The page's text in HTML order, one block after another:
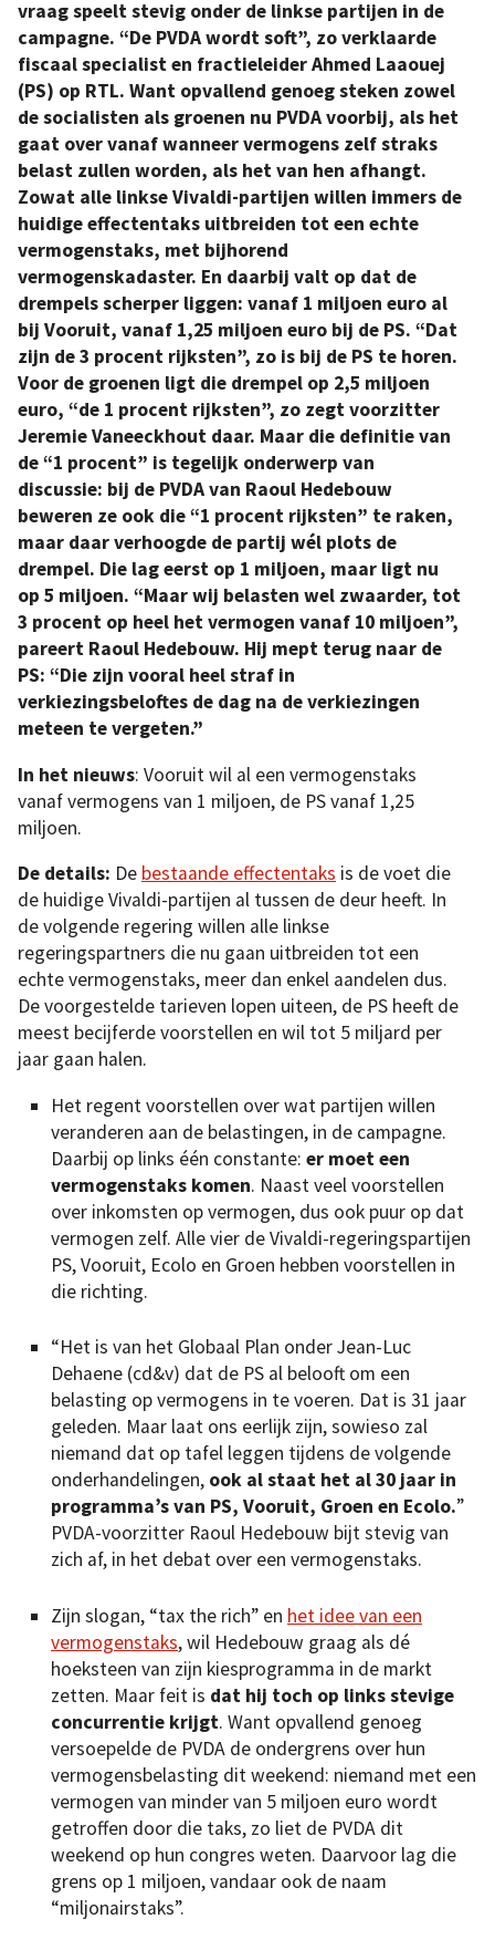
vraag speelt stevig onder de linkse partijen in de
campagne. “De PVDA wordt soft”, zo verklaarde
fiscaal specialist en fractieleider Ahmed Laaouej
(PS) op RTL. Want opvallend genoeg steken zowel
de socialisten als groenen nu PVDA voorbij, als het
gaat over vanaf wanneer vermogens zelf straks
belast zullen worden, als het van hen afhangt.
Zowat alle linkse Vivaldi-partijen willen immers de
huidige effectentaks uitbreiden tot een echte
vermogenstaks, met bijhorend
vermogenskadaster. En daarbij valt op dat de
drempels scherper liggen: vanaf 1 miljoen euro al
bij Vooruit, vanaf 1,25 miljoen euro bij de PS. “Dat
zijn de 3 procent rijksten”, zo is bij de PS te horen.
Voor de groenen ligt die drempel op 2,5 miljoen
euro, “de 1 procent rijksten”, zo zegt voorzitter
Jeremie Vaneeckhout daar. Maar die definitie van
de “1 procent” is tegelijk onderwerp van
discussie: bij de PVDA van Raoul Hedebouw
beweren ze ook die “1 procent rijksten” te raken,
maar daar verhoogde de partij wél plots de
drempel. Die lag eerst op 1 miljoen, maar ligt nu
op 5 miljoen. “Maar wij belasten wel zwaarder, tot
3 procent op heel het vermogen vanaf 10 miljoen”,
pareert Raoul Hedebouw. Hij mept terug naar de
PS: “Die zijn vooral heel straf in
verkiezingsbeloftes de dag na de verkiezingen
meteen te vergeten.”
In het nieuws: Vooruit wil al een vermogenstaks
vanaf vermogens van 1 miljoen, de PS vanaf 1,25
miljoen.
De details: De bestaande effectentaks is de voet die
de huidige Vivaldi-partijen al tussen de deur heeft. In
de volgende regering willen alle linkse
regeringspartners die nu gaan uitbreiden tot een
echte vermogenstaks, meer dan enkel aandelen dus.
De voorgestelde tarieven lopen uiteen, de PS heeft de
meest becijferde voorstellen en wil tot 5 miljard per
jaar gaan halen.
Het regent voorstellen over wat partijen willen
veranderen aan de belastingen, in de campagne.
Daarbij op links één constante: er moet een
vermogenstaks komen. Naast veel voorstellen
over inkomsten op vermogen, dus ook puur op dat
vermogen zelf. Alle vier de Vivaldi-regeringspartijen
PS, Vooruit, Ecolo en Groen hebben voorstellen in
die richting.
“Het is van het Globaal Plan onder Jean-Luc
Dehaene (cd&v) dat de PS al belooft om een
belasting op vermogens in te voeren. Dat is 31 jaar
geleden. Maar laat ons eerlijk zijn, sowieso zal
niemand dat op tafel leggen tijdens de volgende
onderhandelingen, ook al staat het al 30 jaar in
programma’s van PS, Vooruit, Groen en Ecolo.”
PVDA-voorzitter Raoul Hedebouw bijt stevig van
zich af, in het debat over een vermogenstaks.
Zijn slogan, “tax the rich” en het idee van een
vermogenstaks, wil Hedebouw graag als dé
hoeksteen van zijn kiesprogramma in de markt
zetten. Maar feit is dat hij toch op links stevige
concurrentie krijgt. Want opvallend genoeg
versoepelde de PVDA de ondergrens over hun
vermogensbelasting dit weekend: niemand met een
vermogen van minder van 5 miljoen euro wordt
getroffen door die taks, zo liet de PVDA dit
weekend op hun congres weten. Daarvoor lag die
grens op 1 miljoen, vandaar ook de naam
“miljonairstaks”.